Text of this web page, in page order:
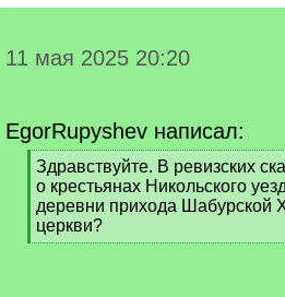
11 мая 2025 20:20
EgorRupyshev написал:
[
q
]
Здравствуйте. В ревизских
о крестьянах Никольского
деревни прихода Шабурской
церкви?
[